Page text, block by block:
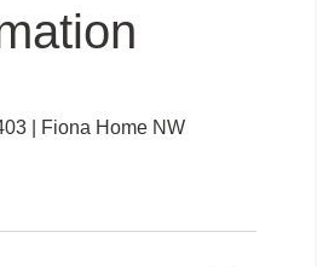
| Fiona Home NW